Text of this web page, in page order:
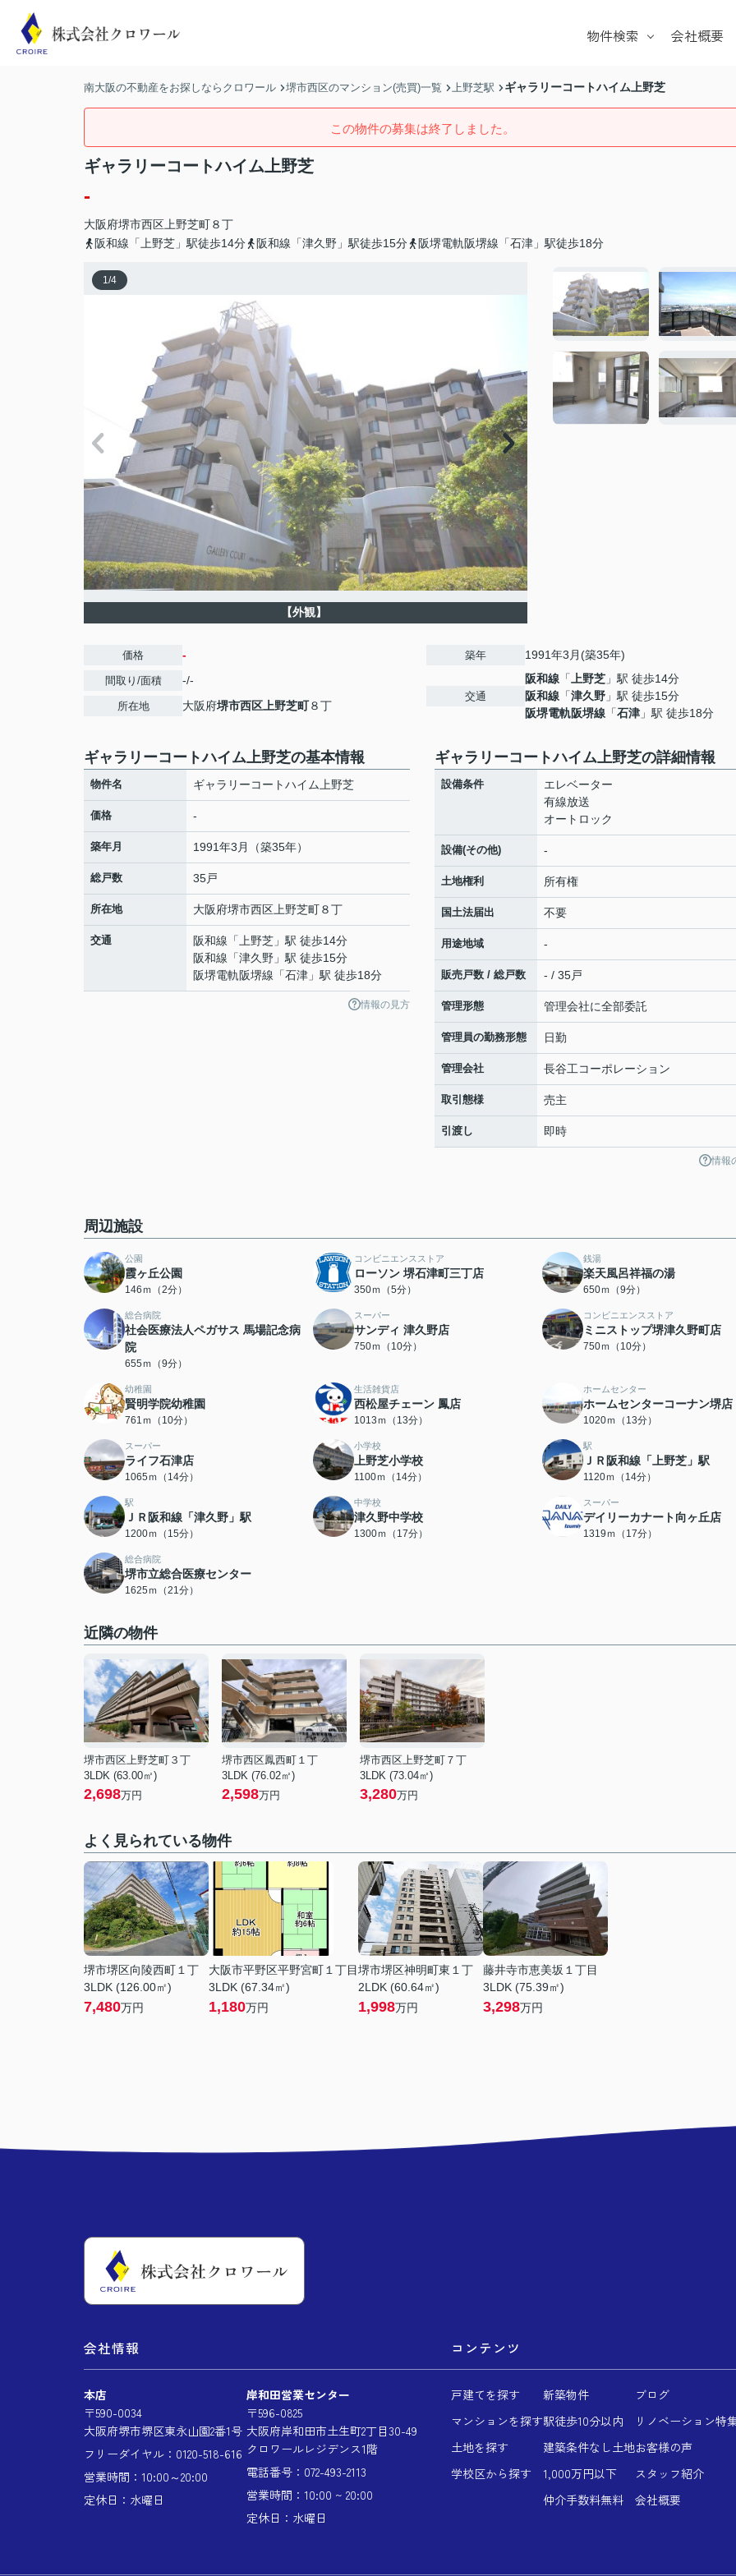
物件検索
マンション
土地
会社概要
南大阪の不動産をお探しならクロワール 堺市西区のマンション(売買)一覧 上野芝駅 ギャラリーコートハイム上野芝
この物件の募集は終了しました。
ギャラリーコートハイム上野芝
-
大阪府堺市西区 上野芝町８丁
阪和線「上野芝」駅徒歩14分
阪和線「津久野」駅徒歩15分 阪堺電軌阪堺線「石津」駅徒歩18分
1/4
【外観】
価格 -
間取り/面積 -/-
所在地 大阪府堺市西区 上野芝町８丁
築年 1991年3月(築35年)
交通
阪和線 「 上野芝 」駅 徒歩14分
阪和線 「津久野 」駅 徒歩15分
阪堺電軌阪堺線 「石津 」駅 徒歩18分
ギャラリーコートハイム上野芝の基本情報
物件名 ギャラリーコートハイム上野芝
価格 -
築年月 1991年3月（築35年）
総戸数 35戸
所在地 大阪府堺市西区 上野芝町８丁
交通 阪和線 「 上野芝 」駅 徒歩14分
阪和線 「津久野 」駅 徒歩15分
阪堺電軌阪堺線 「石津 」駅 徒歩18分
情報の見方
ギャラリーコートハイム上野芝の詳細情報
設備条件
エレベーター
有線放送
オートロック
設備(その他) -
土地権利 所有権
国土法届出 不要
用途地域 -
販売戸数 / 総戸数 - / 35戸
管理形態 管理会社に全部委託
管理員の勤務形態 日勤
管理会社 長谷工コーポレーション
取引態様 売主
引渡し 即時
情報
周辺施設
公園
霞ヶ丘公園
146ｍ（2分）
コンビニエンスストア
ローソン 堺石津町三丁店
350ｍ（5分）
銭湯
楽天風呂祥福の湯
650ｍ（9分）
総合病院
社会医療法人ペガサス 馬場記念病
院
655ｍ（9分）
スーパー
サンディ 津久野店
750ｍ（10分）
コンビニエンスストア
ミニストップ堺津久野町店
750ｍ（10分）
幼稚園
賢明学院幼稚園
761ｍ（10分）
生活雑貨店
西松屋チェーン 鳳店
1013ｍ（13分）
ホームセンター
ホームセンターコーナン堺店
1020ｍ（13分）
スーパー
ライフ石津店
1065ｍ（14分）
小学校
上野芝小学校
1100ｍ（14分）
駅
ＪＲ阪和線「上野芝」駅
1120ｍ（14分）
駅
ＪＲ阪和線「津久野」駅
1200ｍ（15分）
中学校
津久野中学校
1300ｍ（17分）
スーパー
デイリーカナート向ヶ丘店
1319ｍ（17分）
総合病院
堺市立総合医療センター
1625ｍ（21分）
近隣の物件
堺市西区上野芝町３丁
3LDK (63.00㎡)
2,698万円
堺市西区鳳西町１丁
3LDK (76.02㎡)
2,598万円
堺市西区上野芝町７丁
3LDK (73.04㎡)
3,280万円
よく見られている物件
堺市堺区向陵西町１丁
3LDK (126.00㎡)
7,480万円
大阪市平野区平野宮町１丁目
3LDK (67.34㎡)
1,180万円
堺市堺区神明町東１丁
2LDK (60.64㎡)
1,998万円
藤井寺市恵美坂１丁目
3LDK (75.39㎡)
3,298万円
会社情報
本店
〒590-0034
大阪府堺市堺区東永山園2番1号
フリーダイヤル：0120-518-616
営業時間：10:00～20:00
定休日：水曜日
岸和田営業センター
〒596-0825
大阪府岸和田市土生町2丁目30-49
クロワールレジデンス1階
電話番号：072-493-2113
営業時間：10:00 ~ 20:00
定休日：水曜日
コンテンツ
戸建てを探す
マンションを探す
土地を探す
学校区から探す
新築物件
駅徒歩10分以内
建築条件なし土地
1,000万円以下
仲介手数料無料
ブログ
リノベーション特
お客様の声
スタッフ紹介
会社概要